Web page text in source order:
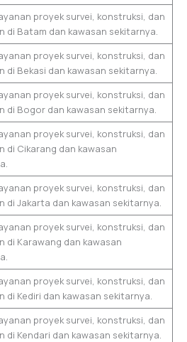
proyek survei, konstruksi, dan
di Batam dan kawasan sekitarnya.
proyek survei, konstruksi, dan
di Bekasi dan kawasan sekitarnya.
proyek survei, konstruksi, dan
di Bogor dan kawasan sekitarnya.
proyek survei, konstruksi, dan
di Cikarang dan kawasan
proyek survei, konstruksi, dan
di Jakarta dan kawasan sekitarnya.
proyek survei, konstruksi, dan
di Karawang dan kawasan
proyek survei, konstruksi, dan
di Kediri dan kawasan sekitarnya.
proyek survei, konstruksi, dan
di Kendari dan kawasan sekitarnya.